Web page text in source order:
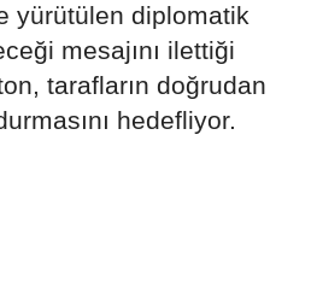
yürütülen diplomatik
mesajını ilettiği
tarafların doğrudan
hedefliyor.